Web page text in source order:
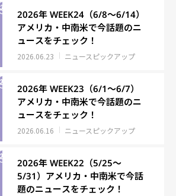
2026年 WEEK24（6/8～6/14）
アメリカ・中南米で今話題のニ
ュースをチェック！
2026.06.23 ニュースピックアップ
2026年 WEEK23（6/1～6/7）
アメリカ・中南米で今話題のニ
ュースをチェック！
2026.06.16 ニュースピックアップ
2026年 WEEK22（5/25～
5/31）アメリカ・中南米で今話
題のニュースをチェック！